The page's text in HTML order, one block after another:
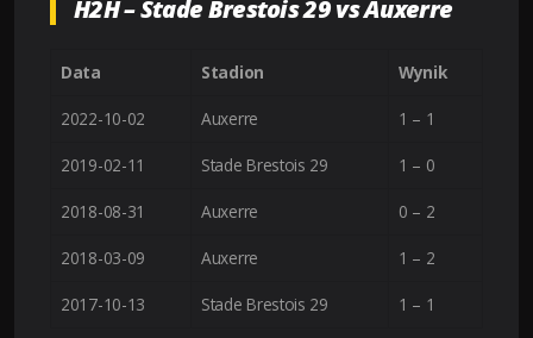
H2H – Stade Brestois 29 vs Auxerre
Data Stadion Wynik
2022-10-02 Auxerre 1 – 1
2019-02-11 Stade Brestois 29 1 – 0
2018-08-31 Auxerre 0 – 2
2018-03-09 Auxerre 1 – 2
2017-10-13 Stade Brestois 29 1 – 1